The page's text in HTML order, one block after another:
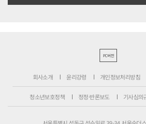
PC버전
회사소개 윤리강령 개인정보처리방침
청소년보호정책 정정·반론보도 기사심의